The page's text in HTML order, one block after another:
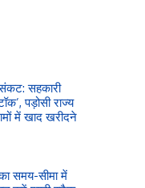
सहकारी
पड़ोसी राज्य
में खाद खरीदने
समय-सीमा में